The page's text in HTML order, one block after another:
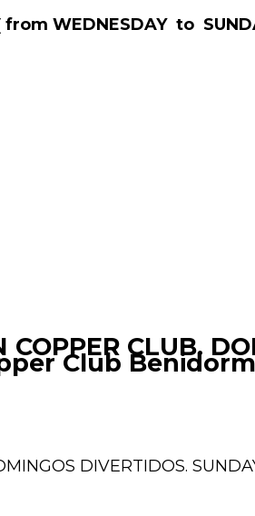
from WEDNESDAY to
CLUB.
Club Benidorm
DIVERTIDOS.